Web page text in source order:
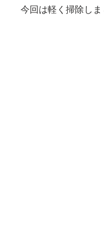
今回は軽く掃除しま